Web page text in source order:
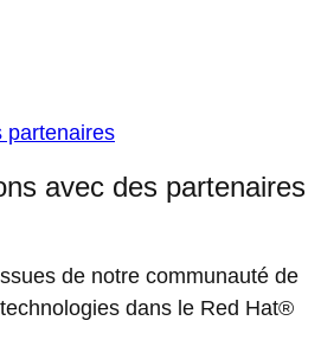
partenaires
avec des partenaires
de notre communauté de
dans le Red Hat®